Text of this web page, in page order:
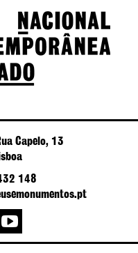
Capelo, 13
148